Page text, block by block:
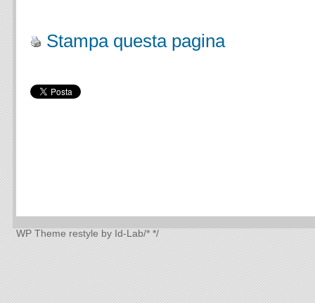
Stampa questa pagina
WP Theme restyle by Id-Lab/* */